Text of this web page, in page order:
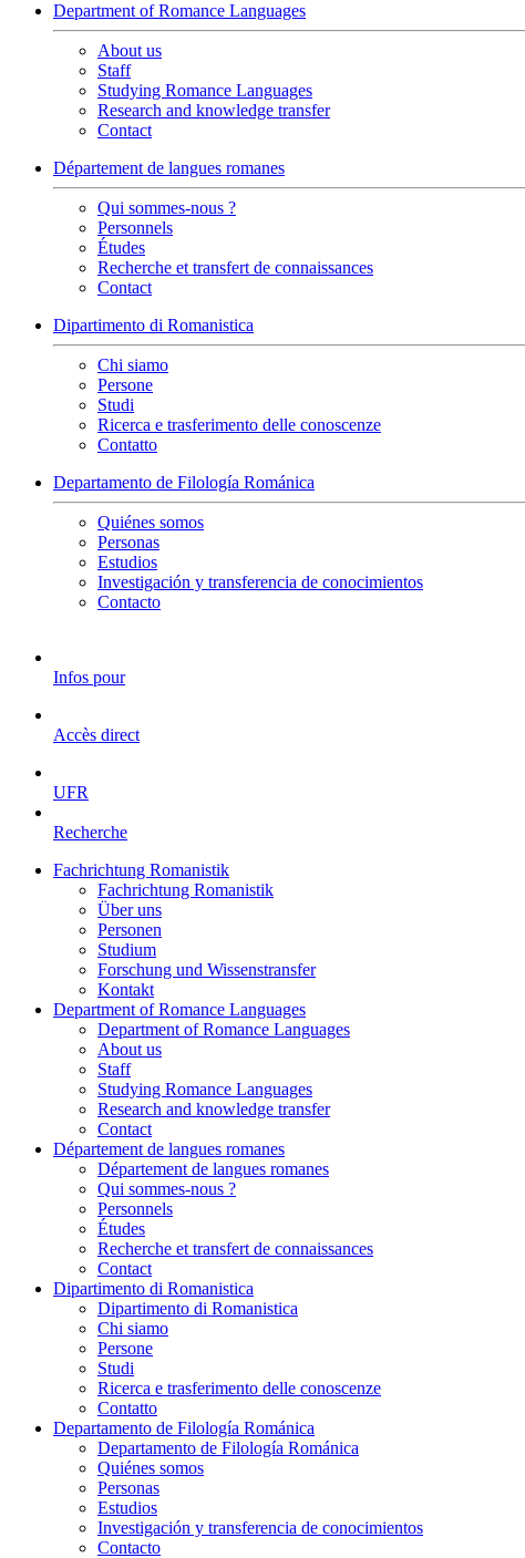
Department of Romance Languages
About us
Staff
Studying Romance Languages
Research and knowledge transfer
Contact
Département de langues romanes
Qui sommes-nous ?
Personnels
Études
Recherche et transfert de connaissances
Contact
Dipartimento di Romanistica
Chi siamo
Persone
Studi
Ricerca e trasferimento delle conoscenze
Contatto
Departamento de Filología Románica
Quiénes somos
Personas
Estudios
Investigación y transferencia de conocimientos
Contacto
Infos pour
Accès direct
UFR
Recherche
Fachrichtung Romanistik
Fachrichtung Romanistik
Über uns
Personen
Studium
Forschung und Wissenstransfer
Kontakt
Department of Romance Languages
Department of Romance Languages
About us
Staff
Studying Romance Languages
Research and knowledge transfer
Contact
Département de langues romanes
Département de langues romanes
Qui sommes-nous ?
Personnels
Études
Recherche et transfert de connaissances
Contact
Dipartimento di Romanistica
Dipartimento di Romanistica
Chi siamo
Persone
Studi
Ricerca e trasferimento delle conoscenze
Contatto
Departamento de Filología Románica
Departamento de Filología Románica
Quiénes somos
Personas
Estudios
Investigación y transferencia de conocimientos
Contacto